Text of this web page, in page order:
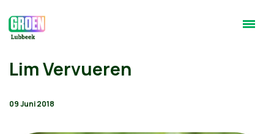
Lim Vervueren
09 Juni 2018